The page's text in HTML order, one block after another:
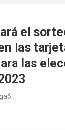
el
las
las